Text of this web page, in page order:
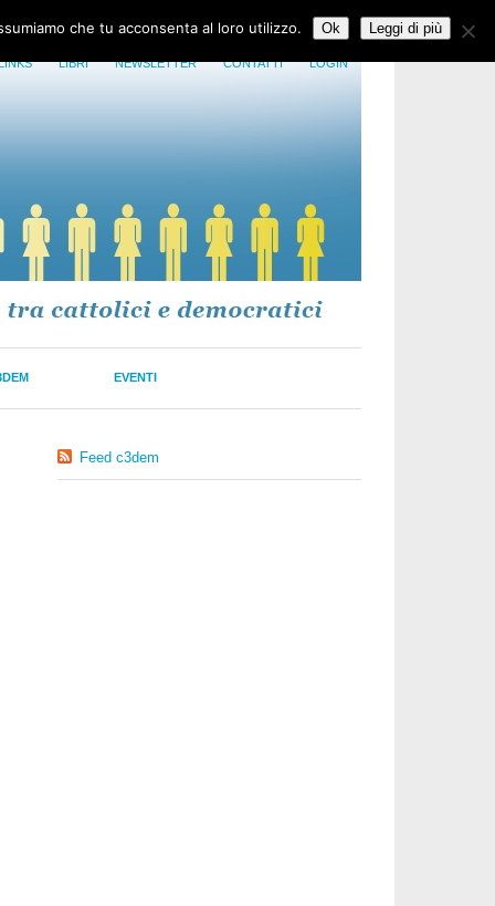
LIBRI NEWSLETTER CONTATTI LOGIN
EVENTI
Feed c3dem
che tu acconsenta al loro utilizzo. Ok Leggi di più